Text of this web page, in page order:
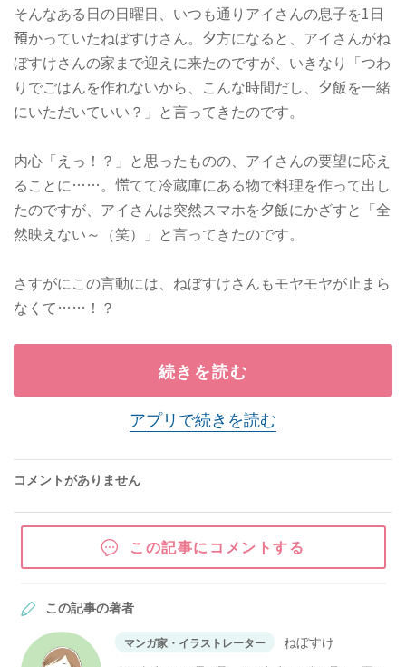
そんなある日の日曜日、いつも通りアイさんの息子を1日
預かっていたねぼすけさん。夕方になると、アイさんがね
ぼすけさんの家まで迎えに来たのですが、いきなり「つわ
りでごはんを作れないから、こんな時間だし、夕飯を一緒
にいただいていい？」と言ってきたのです。
内心「えっ！？」と思ったものの、アイさんの要望に応え
ることに……。慌てて冷蔵庫にある物で料理を作って出し
たのですが、アイさんは突然スマホを夕飯にかざすと「全
然映えない～（笑）」と言ってきたのです。
さすがにこの言動には、ねぼすけさんもモヤモヤが止まら
なくて……！？
続きを読む
アプリで続きを読む
コメントがありません
この記事にコメントする
この記事の著者
マンガ家・イラストレーター ねぼすけ